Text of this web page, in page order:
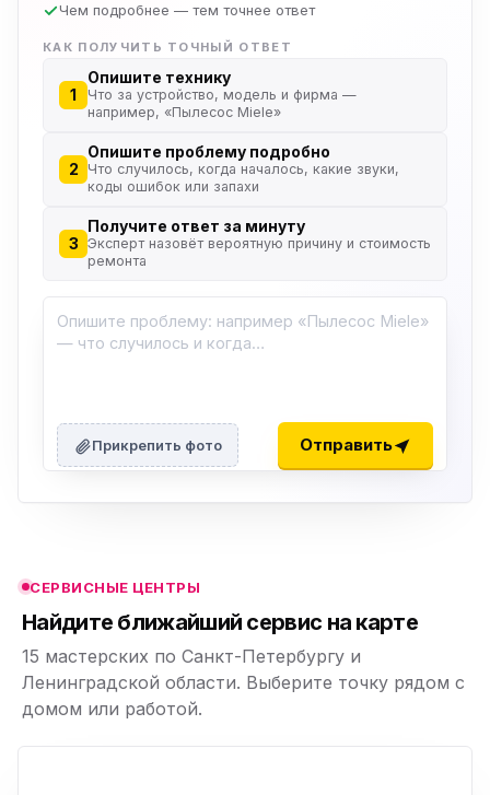
Чем подробнее — тем точнее ответ
КАК ПОЛУЧИТЬ ТОЧНЫЙ ОТВЕТ
1
Опишите технику
Что за устройство, модель и фирма —
например, «Пылесос Miele»
2
Опишите проблему подробно
Что случилось, когда началось, какие звуки,
коды ошибок или запахи
3
Получите ответ за минуту
Эксперт назовёт вероятную причину и стоимость
ремонта
Прикрепить фото Отправить
СЕРВИСНЫЕ ЦЕНТРЫ
Найдите ближайший сервис на карте
15 мастерских по Санкт-Петербургу и
Ленинградской области. Выберите точку рядом с
домом или работой.
ю